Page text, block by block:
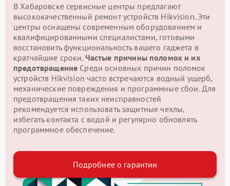
В Хабаровске сервисные центры предлагают
высококачественный ремонт устройств Hikvision. Эти
центры оснащены современным оборудованием и
квалифицированными специалистами, готовыми
восстановить функциональность вашего гаджета в
кратчайшие сроки. Частые причины поломок и их
предотвращение Среди основных причин поломок
устройств Hikvision часто встречаются водный ущерб,
механические повреждения и программные сбои. Для
предотвращения таких неисправностей
рекомендуется использовать защитные чехлы,
избегать контакта с водой и регулярно обновлять
программное обеспечение.
Подробнее о гарантии